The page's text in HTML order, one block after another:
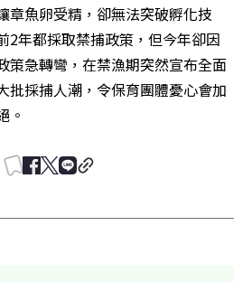
章魚卵受精，卻無法突破孵化技
2年都採取禁捕政策，但今年卻因
策急轉彎，在禁漁期突然宣布全面
批採捕人潮，令保育團體憂心會加
。